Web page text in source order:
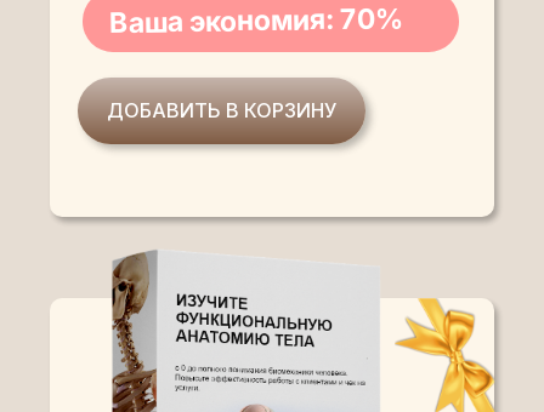
Ваша экономия: 70%
ДОБАВИТЬ В КОРЗИНУ